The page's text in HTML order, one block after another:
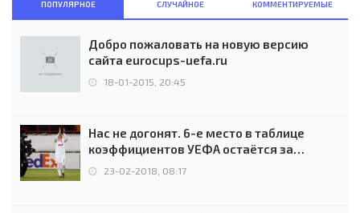
ПОПУЛЯРНОЕ СЛУЧАЙНОЕ КОММЕНТИРУЕМЫЕ
Добро пожаловать на новую версию
сайта eurocups-uefa.ru
18-01-2015, 20:45
Нас не догонят. 6-е место в таблице
коэффициентов УЕФА остаётся за
Россией
23-02-2018, 08:17